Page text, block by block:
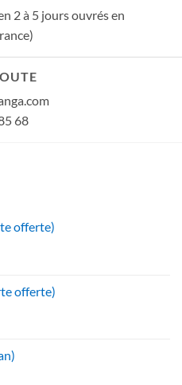
2 à 5 jours ouvrés en
68
offerte)
offerte)